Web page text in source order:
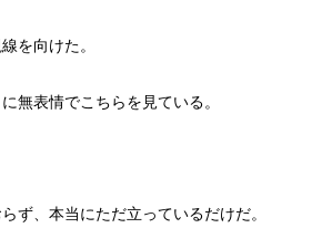
を向けた。
無表情でこちらを見ている。
ず、本当にただ立っているだけだ。